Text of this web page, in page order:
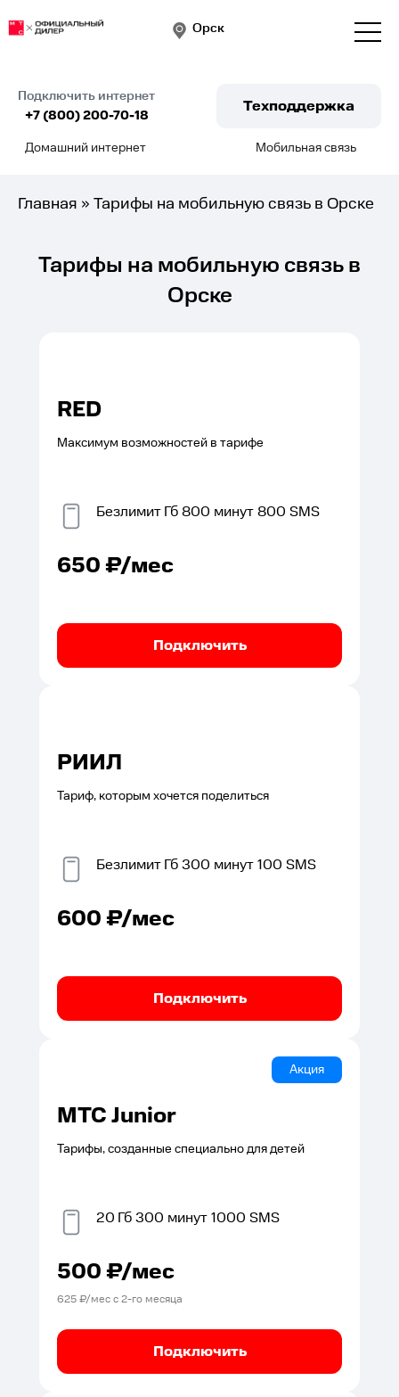
Орск
Подключить интернет
+7 (800) 200-70-18
Техподдержка
Домашний интернет Мобильная связь
Главная » Тарифы на мобильную связь в Орске
Тарифы на мобильную связь в
Орске
RED
Максимум возможностей в тарифе
БезлимитГб800 минут800 SMS
650₽/мес
Подключить
РИИЛ
Тариф, которым хочется поделиться
БезлимитГб300 минут100 SMS
600₽/мес
Подключить
Акция
МТС Junior
Тарифы, созданные специально для детей
20 Гб300 минут1000 SMS
500₽/мес
625₽/мес с2-го месяца
Подключить